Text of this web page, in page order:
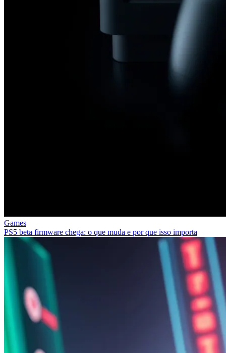
Games
PS5 beta firmware chega: o que muda e por que isso importa